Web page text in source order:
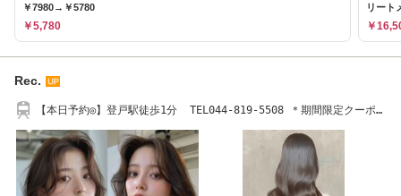
￥7980→￥5780
￥5,780
リート
￥
Rec.
【本日予約◎】登戸駅徒歩1分 TEL044-819-5508 ＊期間限定クーポン